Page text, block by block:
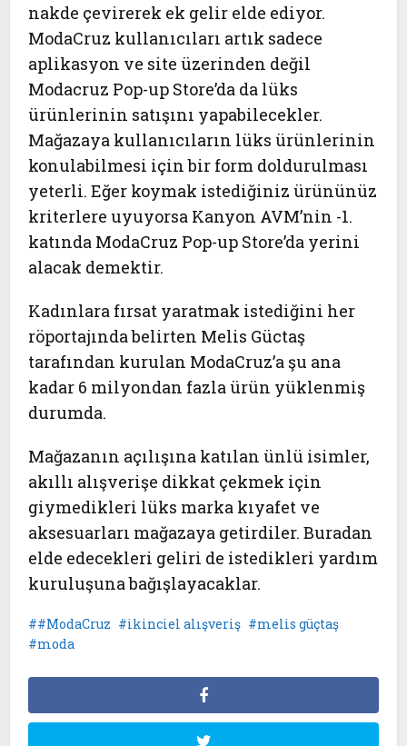
nakde çevirerek ek gelir elde ediyor.
ModaCruz kullanıcıları artık sadece
aplikasyon ve site üzerinden değil
Modacruz Pop-up Store’da da lüks
ürünlerinin satışını yapabilecekler.
Mağazaya kullanıcıların lüks ürünlerinin
konulabilmesi için bir form doldurulması
yeterli. Eğer koymak istediğiniz ürününüz
kriterlere uyuyorsa Kanyon AVM’nin -1.
katında ModaCruz Pop-up Store’da yerini
alacak demektir.
Kadınlara fırsat yaratmak istediğini her
röportajında belirten Melis Güctaş
tarafından kurulan ModaCruz’a şu ana
kadar 6 milyondan fazla ürün yüklenmiş
durumda.
Mağazanın açılışına katılan ünlü isimler,
akıllı alışverişe dikkat çekmek için
giymedikleri lüks marka kıyafet ve
aksesuarları mağazaya getirdiler. Buradan
elde edecekleri geliri de istedikleri yardım
kuruluşuna bağışlayacaklar.
#ModaCruz ikinciel alışveriş
melis güçtaş
moda